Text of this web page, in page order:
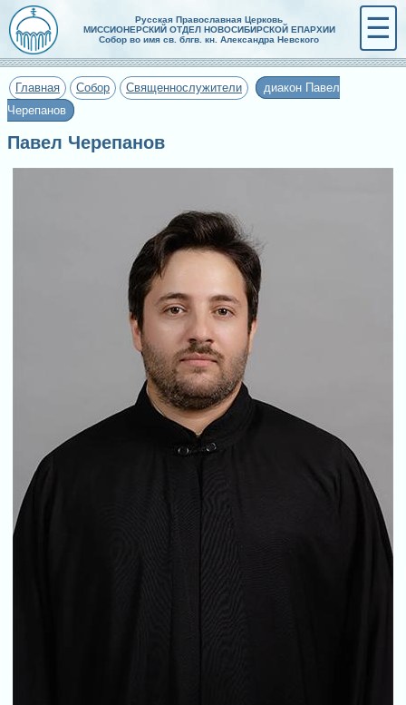
Русская Православная Церковь
МИССИОНЕРСКИЙ ОТДЕЛ НОВОСИБИРСКОЙ ЕПАРХИИ
Собор во имя св. блгв. кн. Александра Невского
☰
Главная Собор Священнослужители
диакон Павел
Черепанов
Павел Черепанов